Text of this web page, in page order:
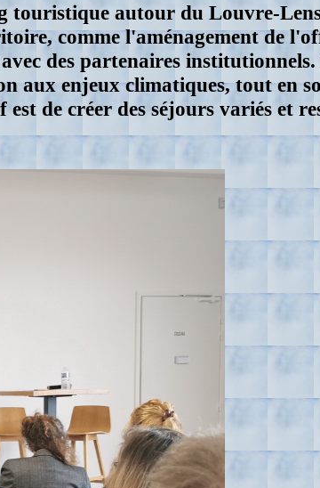
touristique autour du Louvre-
comme l'aménagement de
des partenaires
enjeux climatiques, tout en
de créer des séjours variés et